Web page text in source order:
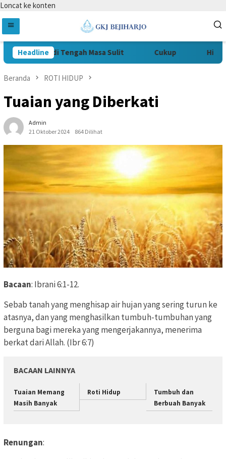
Loncat ke konten
Headline
Tetap Setia di Tengah Masa Sulit Cukup Hidup
Beranda ROTI HIDUP
Tuaian yang Diberkati
Admin
21 Oktober 2024
864 Dilihat
Bacaan: Ibrani 6:1-12.
Sebab tanah yang menghisap air hujan yang sering turun ke
atasnya, dan yang menghasilkan tumbuh-tumbuhan yang
berguna bagi mereka yang mengerjakannya, menerima
berkat dari Allah. (Ibr 6:7)
BACAAN LAINNYA
Tuaian Memang
Masih Banyak
Roti Hidup
Tumbuh dan
Berbuah Banyak
Renungan: